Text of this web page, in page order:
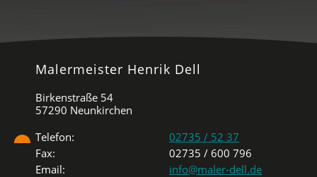
Malermeister Henrik Dell
Birkenstraße 54
57290 Neunkirchen
Telefon:
02735 / 52 37
Fax:
02735 / 600 796
Email:
info@maler-dell.de